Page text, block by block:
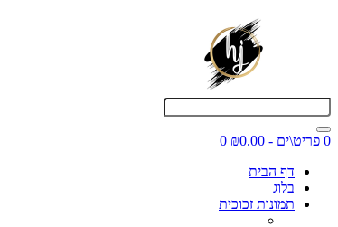
0 פריט\ים - ₪0.00
0
דף הבית
בלוג
תמונות זכוכית